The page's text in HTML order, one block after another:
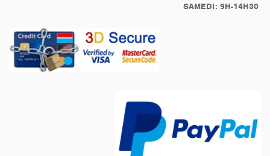
SAMEDI: 9H-14H30